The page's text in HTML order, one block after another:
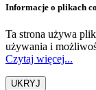
Informacje o plikach
Ta strona używa
używania i
Czytaj więcej...